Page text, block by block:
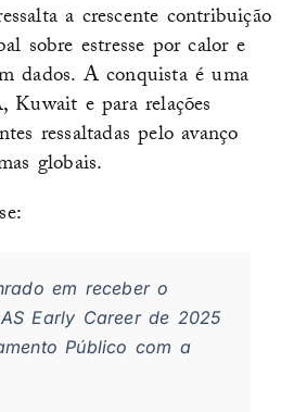
a crescente contribuição
sobre estresse por calor e
dados. A conquista é uma
e para relações
ressaltadas pelo avanço
globais.
em receber o
Early Career de 2025
Público com a